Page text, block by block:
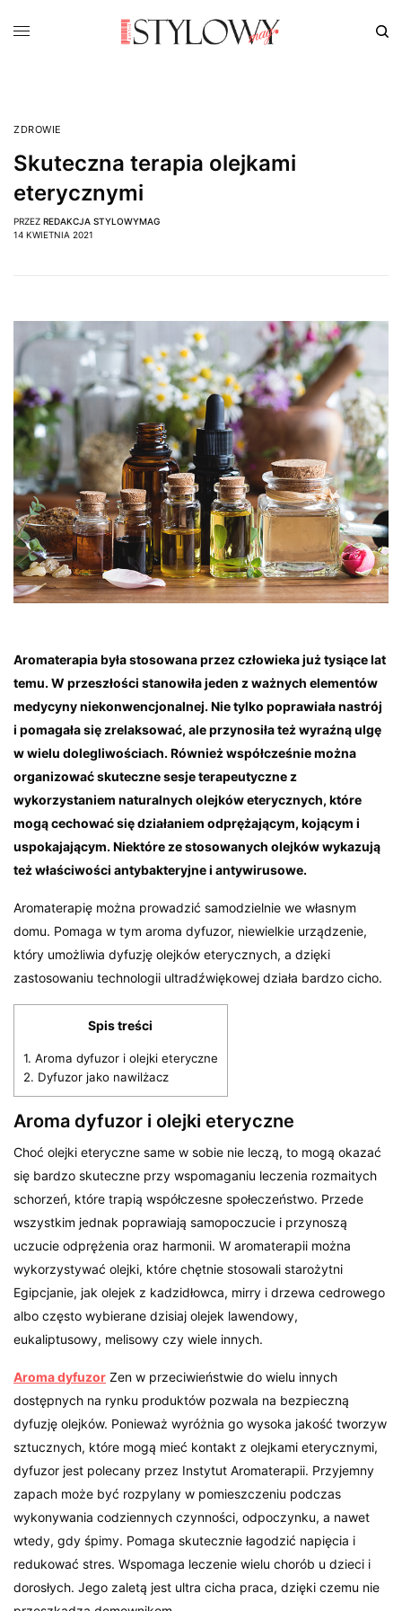
ZDROWIE
Skuteczna terapia olejkami
eterycznymi
PRZEZ REDAKCJA STYLOWYMAG
14 KWIETNIA 2021
Aromaterapia była stosowana przez człowieka już tysiące lat
temu. W przeszłości stanowiła jeden z ważnych elementów
medycyny niekonwencjonalnej. Nie tylko poprawiała nastrój
i pomagała się zrelaksować, ale przynosiła też wyraźną ulgę
w wielu dolegliwościach. Również współcześnie można
organizować skuteczne sesje terapeutyczne z
wykorzystaniem naturalnych olejków eterycznych, które
mogą cechować się działaniem odprężającym, kojącym i
uspokajającym. Niektóre ze stosowanych olejków wykazują
też właściwości antybakteryjne i antywirusowe.
Aromaterapię można prowadzić samodzielnie we własnym
domu. Pomaga w tym aroma dyfuzor, niewielkie urządzenie,
który umożliwia dyfuzję olejków eterycznych, a dzięki
zastosowaniu technologii ultradźwiękowej działa bardzo cicho.
Spis treści
1. Aroma dyfuzor i olejki eteryczne
2. Dyfuzor jako nawilżacz
Aroma dyfuzor i olejki eteryczne
Choć olejki eteryczne same w sobie nie leczą, to mogą okazać
się bardzo skuteczne przy wspomaganiu leczenia rozmaitych
schorzeń, które trapią współczesne społeczeństwo. Przede
wszystkim jednak poprawiają samopoczucie i przynoszą
uczucie odprężenia oraz harmonii. W aromaterapii można
wykorzystywać olejki, które chętnie stosowali starożytni
Egipcjanie, jak olejek z kadzidłowca, mirry i drzewa cedrowego
albo często wybierane dzisiaj olejek lawendowy,
eukaliptusowy, melisowy czy wiele innych.
Aroma dyfuzor Zen w przeciwieństwie do wielu innych
dostępnych na rynku produktów pozwala na bezpieczną
dyfuzję olejków. Ponieważ wyróżnia go wysoka jakość tworzyw
sztucznych, które mogą mieć kontakt z olejkami eterycznymi,
dyfuzor jest polecany przez Instytut Aromaterapii. Przyjemny
zapach może być rozpylany w pomieszczeniu podczas
wykonywania codziennych czynności, odpoczynku, a nawet
wtedy, gdy śpimy. Pomaga skutecznie łagodzić napięcia i
redukować stres. Wspomaga leczenie wielu chorób u dzieci i
dorosłych. Jego zaletą jest ultra cicha praca, dzięki czemu nie